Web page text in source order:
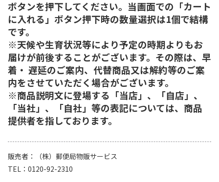
ボタンを押下してください。当画面での「カート
に入れる」ボタン押下時の数量選択は1個で結構
です。
※天候や生育状況等により予定の時期よりもお
届けが前後することがございます。その際は、早
着・ 遅延のご案内、代替商品又は解約等のご案
内をさせていただく場合がございます。
※商品説明文に登場する「当店」、「自店」、
「当社」、「自社」等の表記については、商品
提供者を指しております。
販売者
（株）郵便局物販サービス
TEL
0120-92-2310